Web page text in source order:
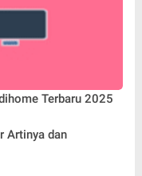
Terbaru 2025
Artinya dan